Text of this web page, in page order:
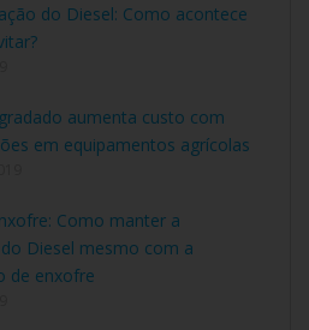
do Diesel: Como acontece
aumenta custo com
em equipamentos agrícolas
Como manter a
Diesel mesmo com a
de enxofre